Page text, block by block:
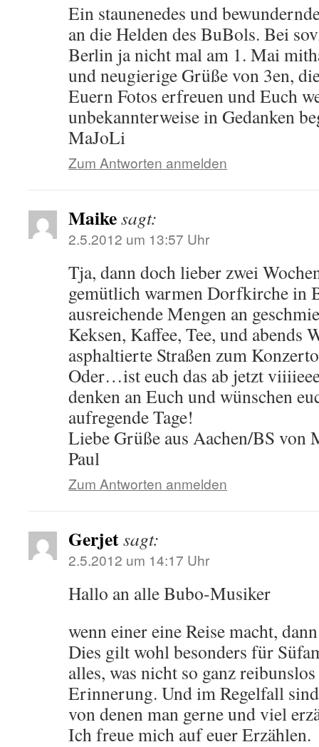
Ein staunenedes und
an die Helden des BuBols. Bei
Berlin ja nicht mal am 1. Mai
und neugierige Grüße von 3en,
Euern Fotos erfreuen und Euch
unbekannterweise in Gedanken
MaJoLi
Zum Antworten anmelden
Maikesagt:
2.5.2012 um 13:57 Uhr
Tja, dann doch lieber zwei
gemütlich warmen Dorfkirche in
ausreichende Mengen an
Keksen, Kaffee, Tee, und abends
asphaltierte Straßen zum
Oder…ist euch das ab jetzt
denken an Euch und wünschen
aufregende Tage!
Liebe Grüße aus Aachen/BS von
Paul
Zum Antworten anmelden
Gerjetsagt:
2.5.2012 um 14:17 Uhr
Hallo an alle Bubo-Musiker
wenn einer eine Reise macht,
Dies gilt wohl besonders für
alles, was nicht so ganz
Erinnerung. Und im Regelfall
von denen man gerne und viel
Ich freue mich auf euer Erzählen.